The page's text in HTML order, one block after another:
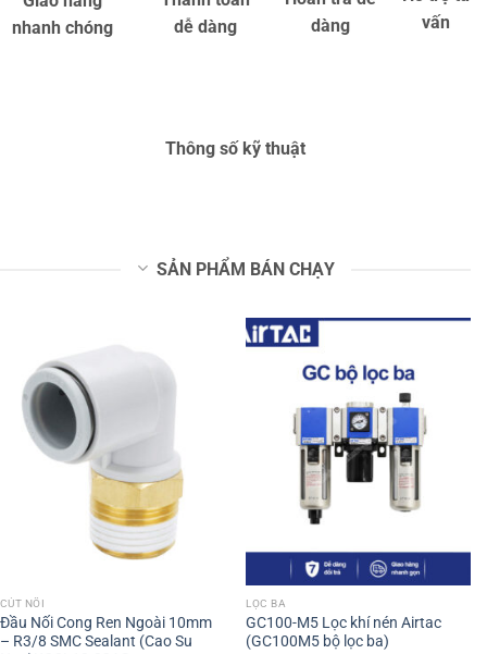
nhanh chóng
dễ dàng
dàng
vấn
Thông số kỹ thuật
SẢN PHẨM BÁN CHẠY
CÚT NỐI
Đầu Nối Cong Ren Ngoài 10mm
– R3/8 SMC Sealant (Cao Su
LỌC BA
GC100-M5 Lọc khí nén Airtac
(GC100M5 bộ lọc ba)